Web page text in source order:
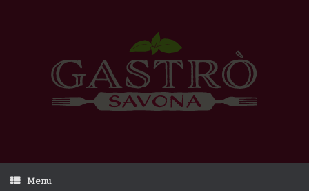
Menu